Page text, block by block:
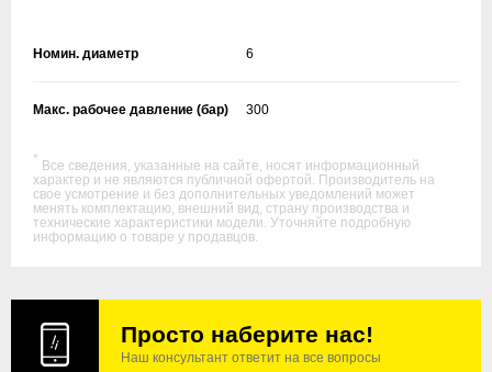
Номин. диаметр 6
Макс. рабочее давление (бар) 300
* Все сведения, указанные на сайте, носят информационный
характер и не являются публичной офертой. Производитель на
свое усмотрение и без дополнительных уведомлений может
менять комплектацию, внешний вид, страну производства и
технические характеристики модели. Уточняйте подробную
информацию о товаре у продавцов.
Просто наберите нас!
Наш консультант ответит на все вопросы